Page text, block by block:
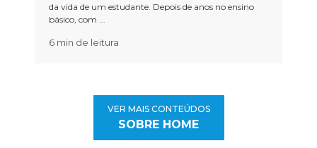
da vida de um estudante. Depois de anos no ensino
básico, com ...
6 min de leitura
VER MAIS CONTEÚDOS
SOBRE HOME